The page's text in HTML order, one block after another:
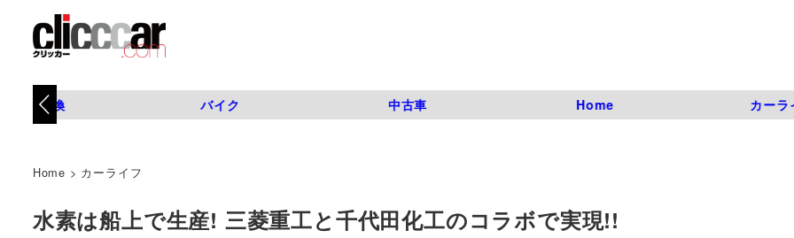
タイヤ交換 バイク 中古車 Home カーラ
Home > カーライフ
水素は船上で生産! 三菱重工と千代田化工のコラボで実現!!